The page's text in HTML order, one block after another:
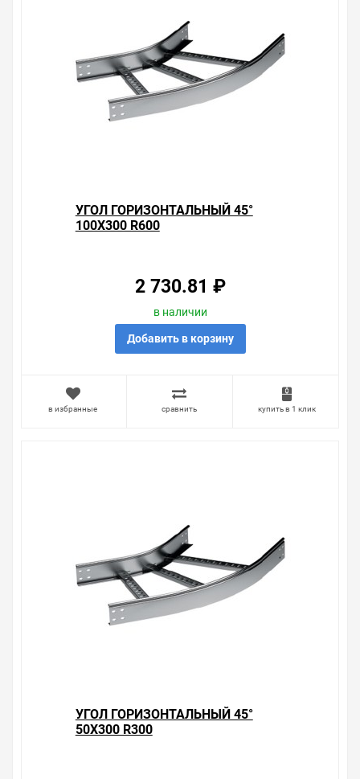
Брак – это исключение в нашем ассортименте. Если он
выявлен, то возврат товара осуществляется в
соответствии с Законом Российской Федерации «О
защите прав потребителя». Это не значит, что нужно
тратить много времени на решение проблемы.
Правила, согласно которым урегулируется проблема,
складе уточняйте у менеджера. Также можно получить
консультацию по тому, что мы продаем, узнать
помочь, посоветовать, рассказать подробно о товарах
Свяжитесь с нами любым способом, который для вас
наиболее удобен. С удовольствием ответим на все
УГОЛ ГОРИЗОНТАЛЬНЫЙ 45°
100X300 R600
2 730.81 ₽
в наличии
Добавить в корзину
в избранные сравнить купить в 1 клик
УГОЛ ГОРИЗОНТАЛЬНЫЙ 45°
50X300 R300